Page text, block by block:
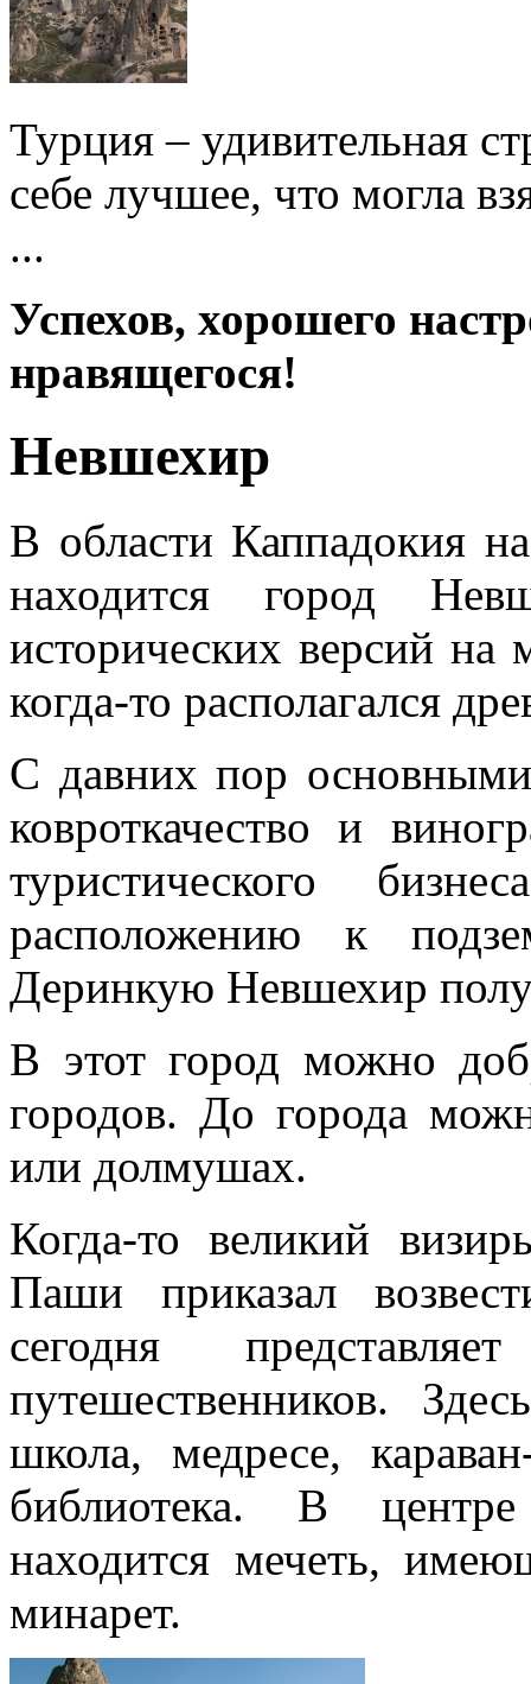
Турция – удивительная
себе лучшее, что могла
...
Успехов, хорошего
нравящегося!
Невшехир
В области Каппадокия
находится город
исторических версий на
когда-то располагался
С давних пор
ковроткачество и
туристического
расположению к
Деринкую Невшехир
В этот город можно
городов. До города
или долмушах.
Когда-то великий
Паши приказал
сегодня
путешественников.
школа, медресе,
библиотека. В центре
находится мечеть,
минарет.